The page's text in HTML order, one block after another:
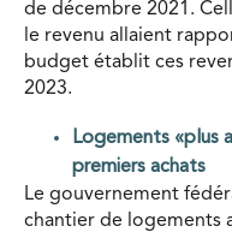
de décembre 2021.
le revenu allaient
budget établit ces
2023.
Logements «plus
premiers achats
Le gouvernement
chantier de logements